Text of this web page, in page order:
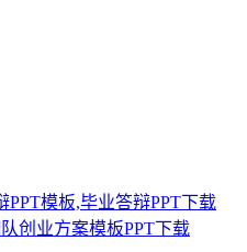
模板,毕业答辩PPT下载